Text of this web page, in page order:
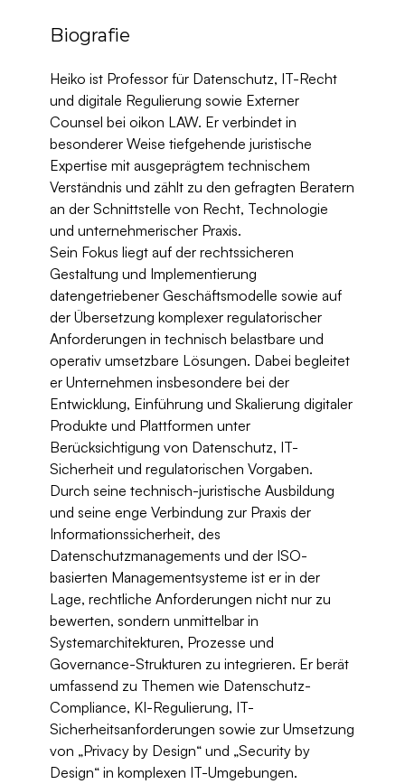
Biografie
Heiko ist Professor für Datenschutz, IT-Recht
und digitale Regulierung sowie Externer
Counsel bei oikon LAW. Er verbindet in
besonderer Weise tiefgehende juristische
Expertise mit ausgeprägtem technischem
Verständnis und zählt zu den gefragten Beratern
an der Schnittstelle von Recht, Technologie
und unternehmerischer Praxis.
Sein Fokus liegt auf der rechtssicheren
Gestaltung und Implementierung
datengetriebener Geschäftsmodelle sowie auf
der Übersetzung komplexer regulatorischer
Anforderungen in technisch belastbare und
operativ umsetzbare Lösungen. Dabei begleitet
er Unternehmen insbesondere bei der
Entwicklung, Einführung und Skalierung digitaler
Produkte und Plattformen unter
Berücksichtigung von Datenschutz, IT-
Sicherheit und regulatorischen Vorgaben.
Durch seine technisch-juristische Ausbildung
und seine enge Verbindung zur Praxis der
Informationssicherheit, des
Datenschutzmanagements und der ISO-
basierten Managementsysteme ist er in der
Lage, rechtliche Anforderungen nicht nur zu
bewerten, sondern unmittelbar in
Systemarchitekturen, Prozesse und
Governance-Strukturen zu integrieren. Er berät
umfassend zu Themen wie Datenschutz-
Compliance, KI-Regulierung, IT-
Sicherheitsanforderungen sowie zur Umsetzung
von „Privacy by Design“ und „Security by
Design“ in komplexen IT-Umgebungen.